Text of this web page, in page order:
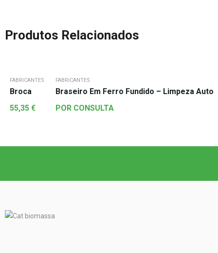
Produtos Relacionados
FABRICANTES
Broca
55,35 €
FABRICANTES
Braseiro Em Ferro Fundido – Limpeza
POR CONSULTA